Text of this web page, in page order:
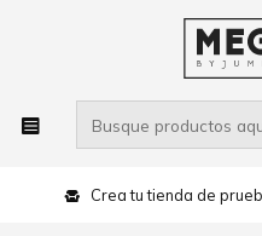
Crea tu tienda de